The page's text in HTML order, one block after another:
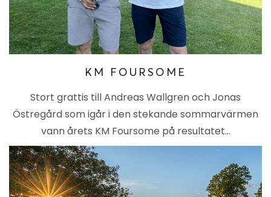
KM FOURSOME
Stort grattis till Andreas Wallgren och Jonas
Östregård som igår i den stekande sommarvärmen
vann årets KM Foursome på resultatet…